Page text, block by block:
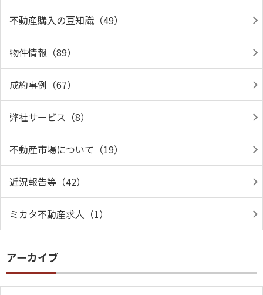
不動産購入の豆知識（49）
物件情報（89）
成約事例（67）
弊社サービス（8）
不動産市場について（19）
近況報告等（42）
ミカタ不動産求人（1）
アーカイブ